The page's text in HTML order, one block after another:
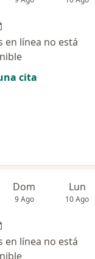
en línea no está
cita
Dom
9 Ago
Lun
10 Ago
en línea no está